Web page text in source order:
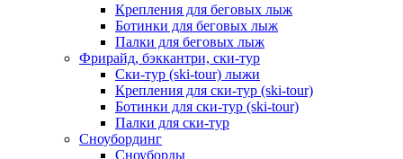
Крепления для беговых лыж
Ботинки для беговых лыж
Палки для беговых лыж
Фрирайд, бэккантри, ски-тур
Ски-тур (ski-tour) лыжи
Крепления для ски-тур (ski-tour)
Ботинки для ски-тур (ski-tour)
Палки для ски-тур
Сноубординг
Сноуборды